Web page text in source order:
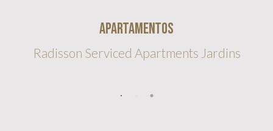
Apartamentos
Radisson Serviced Apartments Jardins